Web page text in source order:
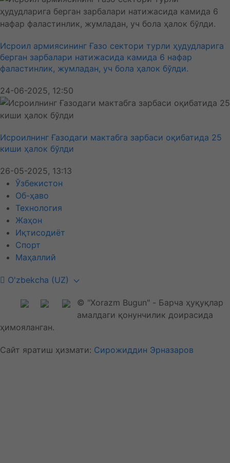
Исроил армиясининг Ғазо сектори турли ҳудудларига
берган зарбалари натижасида камида 6 нафар
фаластинлик, жумладан, уч бола ҳалок бўлди.
24-06-2025, 12:50
Исроилнинг Ғазодаги мактабга зарбаси оқибатида 25
киши ҳалок бўлди
26-05-2025, 13:13
Ўзбекистон
Об-ҳаво
Технология
Жаҳон
Иқтисодиёт
Спорт
Маҳаллий
O'zbekcha (UZ)
© "Xorazm Bugun" - Барча ҳуқуқлар
амалдаги қонунчилик доирасида
ҳимояланган.
Сайт яратиш ҳизмати: Сирожиддин Эрназаров